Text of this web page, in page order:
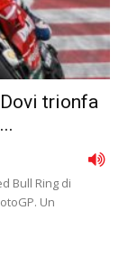
trionfa
Bull Ring di
Un